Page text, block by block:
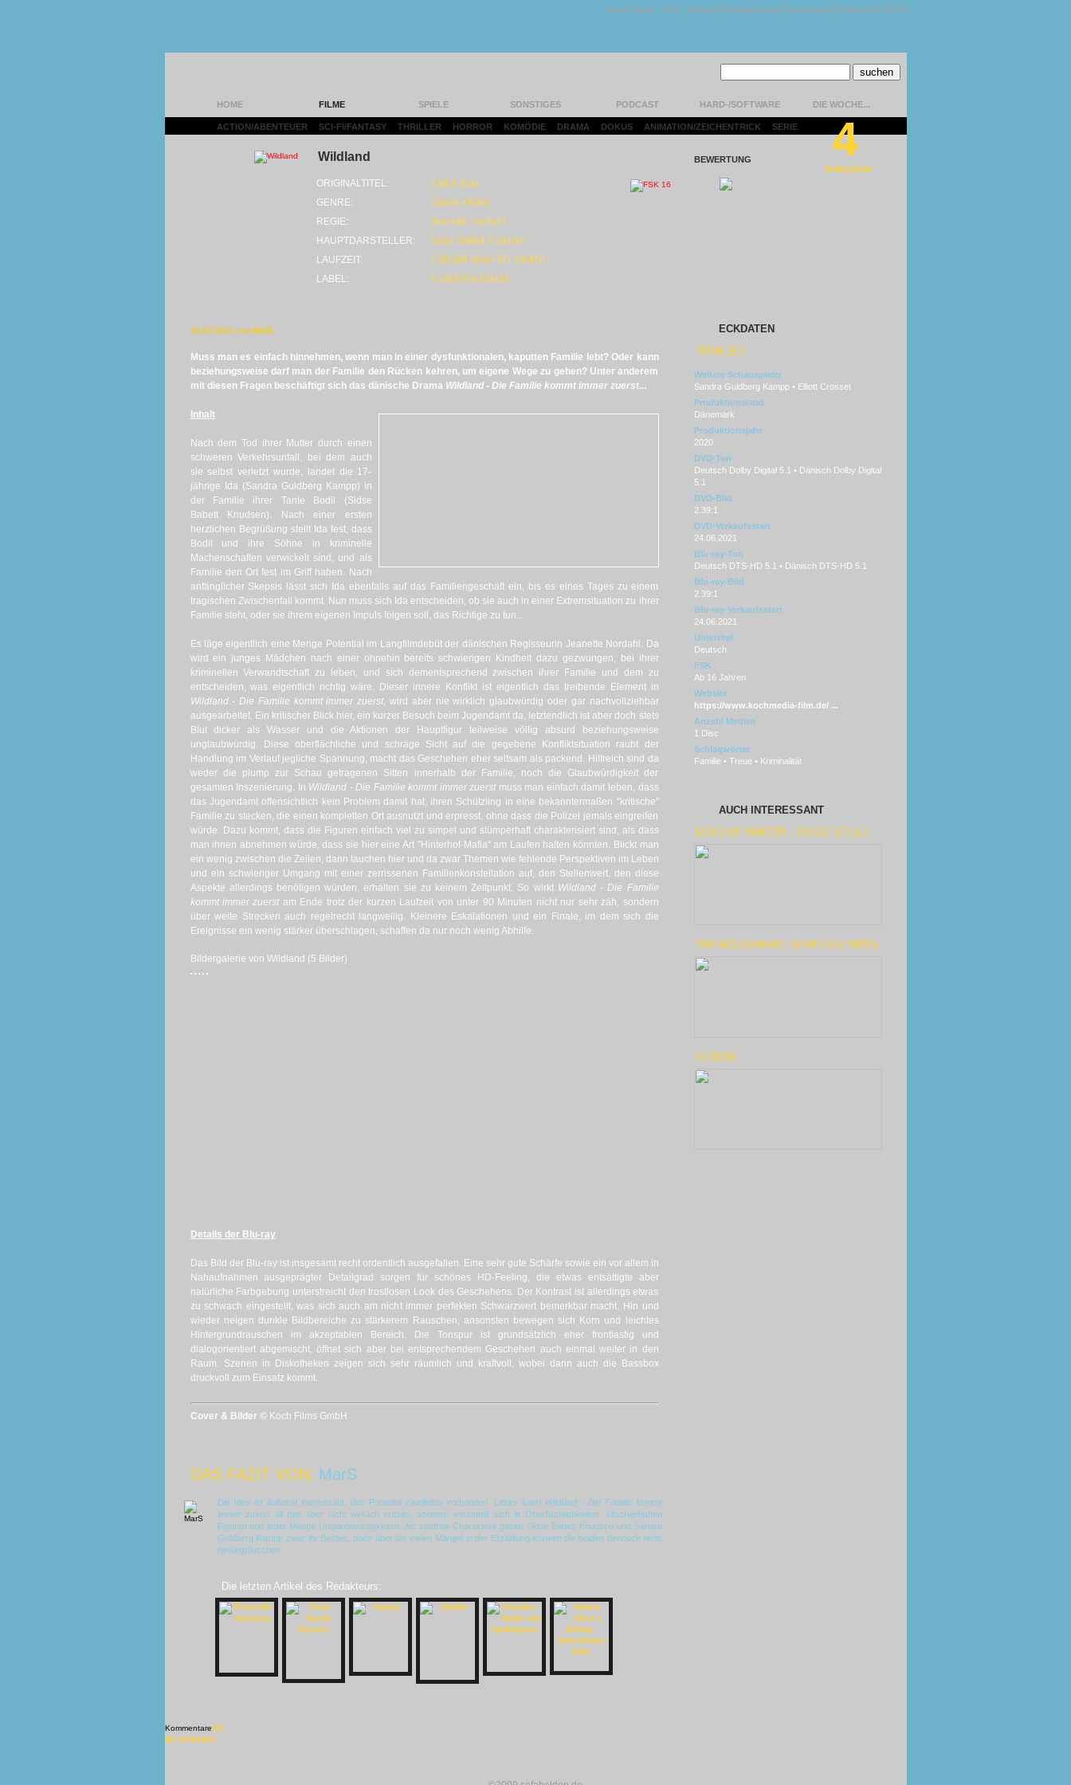
Unser Team | FAQ | Kontakt | Datenschutz | Impressum | Version 1.13.0.9
HOME FILME SPIELE SONSTIGES PODCAST HARD-/SOFTWARE DIE WOCHE...
ACTION/ABENTEUER SCI-FI/FANTASY THRILLER HORROR KOMÖDIE DRAMA DOKUS ANIMATION/ZEICHENTRICK SERIE
Wildland
ORIGINALTITEL:
Kød & Blod
GENRE:
Drama • Krimi
REGIE:
Jeanette Nordahl
HAUPTDARSTELLER:
Sidse Babett Knudsen
LAUFZEIT:
DVD (84 Min) • BD (88 Min)
LABEL:
Koch Films GmbH
BEWERTUNG 4
UNBEQUEM
04.07.2021 von MarS
Muss man es einfach hinnehmen, wenn man in einer dysfunktionalen, kaputten Familie lebt? Oder kann
beziehungsweise darf man der Familie den Rücken kehren, um eigene Wege zu gehen? Unter anderem
mit diesen Fragen beschäftigt sich das dänische Drama Wildland - Die Familie kommt immer zuerst...
Inhalt
Nach dem Tod ihrer Mutter durch einen
schweren Verkehrsunfall, bei dem auch
sie selbst verletzt wurde, landet die 17-
jährige Ida (Sandra Guldberg Kampp) in
der Familie ihrer Tante Bodil (Sidse
Babett Knudsen). Nach einer ersten
herzlichen Begrüßung stellt Ida fest, dass
Bodil und ihre Söhne in kriminelle
Machenschaften verwickelt sind, und als
Familie den Ort fest im Griff haben. Nach
anfänglicher Skepsis lässt sich Ida ebenfalls auf das Familiengeschäft ein, bis es eines Tages zu einem
tragischen Zwischenfall kommt. Nun muss sich Ida entscheiden, ob sie auch in einer Extremsituation zu ihrer
Familie steht, oder sie ihrem eigenen Impuls folgen soll, das Richtige zu tun...
Es läge eigentlich eine Menge Potential im Langfilmdebüt der dänischen Regisseurin Jeanette Nordahl. Da
wird ein junges Mädchen nach einer ohnehin bereits schwierigen Kindheit dazu gezwungen, bei ihrer
kriminellen Verwandtschaft zu leben, und sich dementsprechend zwischen ihrer Familie und dem zu
entscheiden, was eigentlich richtig wäre. Dieser innere Konflikt ist eigentlich das treibende Element in
Wildland - Die Familie kommt immer zuerst, wird aber nie wirklich glaubwürdig oder gar nachvollziehbar
ausgearbeitet. Ein kritischer Blick hier, ein kurzer Besuch beim Jugendamt da, letztendlich ist aber doch stets
Blut dicker als Wasser und die Aktionen der Hauptfigur teilweise völlig absurd beziehungsweise
unglaubwürdig. Diese oberflächliche und schräge Sicht auf die gegebene Konfliktsituation raubt der
Handlung im Verlauf jegliche Spannung, macht das Geschehen eher seltsam als packend. Hilfreich sind da
weder die plump zur Schau getragenen Sitten innerhalb der Familie, noch die Glaubwürdigkeit der
gesamten Inszenierung. In Wildland - Die Familie kommt immer zuerstmuss man einfach damit leben, dass
das Jugendamt offensichtlich kein Problem damit hat, ihren Schützling in eine bekanntermaßen "kritische"
Familie zu stecken, die einen kompletten Ort ausnutzt und erpresst, ohne dass die Polizei jemals eingreifen
würde. Dazu kommt, dass die Figuren einfach viel zu simpel und stümperhaft charakterisiert sind, als dass
man ihnen abnehmen würde, dass sie hier eine Art "Hinterhof-Mafia" am Laufen halten könnten. Blickt man
ein wenig zwischen die Zeilen, dann tauchen hier und da zwar Themen wie fehlende Perspektiven im Leben
und ein schwieriger Umgang mit einer zerrissenen Familienkonstellation auf, den Stellenwert, den diese
Aspekte allerdings benötigen würden, erhalten sie zu keinem Zeitpunkt. So wirkt Wildland - Die Familie
kommt immer zuerstam Ende trotz der kurzen Laufzeit von unter 90 Minuten nicht nur sehr zäh, sondern
über weite Strecken auch regelrecht langweilig. Kleinere Eskalationen und ein Finale, im dem sich die
Ereignisse ein wenig stärker überschlagen, schaffen da nur noch wenig Abhilfe.
Bildergalerie von Wildland (5 Bilder)
Details der Blu-ray
Das Bild der Blu-ray ist insgesamt recht ordentlich ausgefallen. Eine sehr gute Schärfe sowie ein vor allem in
Nahaufnahmen ausgeprägter Detailgrad sorgen für schönes HD-Feeling, die etwas entsättigte aber
natürliche Farbgebung unterstreicht den trostlosen Look des Geschehens. Der Kontrast ist allerdings etwas
zu schwach eingestellt, was sich auch am nicht immer perfekten Schwarzwert bemerkbar macht. Hin und
wieder neigen dunkle Bildbereiche zu stärkerem Rauschen, ansonsten bewegen sich Korn und leichtes
Hintergrundrauschen im akzeptablen Bereich. Die Tonspur ist grundsätzlich eher frontlastig und
dialogorientiert abgemischt, öffnet sich aber bei entsprechendem Geschehen auch einmal weiter in den
Raum. Szenen in Diskotheken zeigen sich sehr räumlich und kraftvoll, wobei dann auch die Bassbox
druckvoll zum Einsatz kommt.
Cover & Bilder © Koch Films GmbH
DAS FAZIT VON: MarS
Die Idee ist äußerst interessant, das Potential zweifellos vorhanden. Leider kann Wildland - Die Familie kommt
immer zuerst all das aber nicht wirklich nutzen, sondern verzettelt sich in Oberflächlichkeiten, klischeehaften
Figuren und jeder Menge Unglaubwürdigkeiten. Als zentrale Charaktere geben Sidse Babett Knudsen und Sandra
Guldberg Kampp zwar ihr Bestes, doch über die vielen Mängel in der Erzählung können die beiden dennoch nicht
hinwegtäuschen.
Die letzten Artikel des Redakteurs:
ECKDATEN
THRILLER
Weitere Schauspieler
Sandra Guldberg Kampp • Elliott Crosset
Produktionsland
Dänemark
Produktionsjahr
2020
DVD-Ton
Deutsch Dolby Digital 5.1 • Dänisch Dolby Digital
5.1
DVD-Bild
2.39:1
DVD-Verkaufsstart
24.06.2021
Blu-ray-Ton
Deutsch DTS-HD 5.1 • Dänisch DTS-HD 5.1
Blu-ray-Bild
2.39:1
Blu-ray-Verkaufsstart
24.06.2021
Untertitel
Deutsch
FSK
Ab 16 Jahren
Website
https://www.kochmedia-film.de/ ...
Anzahl Medien
1 Disc
Schlagwörter
Familie • Treue • Kriminalität
AUCH INTERESSANT
DEAD OF WINTER - EISIGE STILLE
THE HOUSEMAID - WENN SIE WÜSS...
SIEBEN
Kommentare[X]
[X] schließen